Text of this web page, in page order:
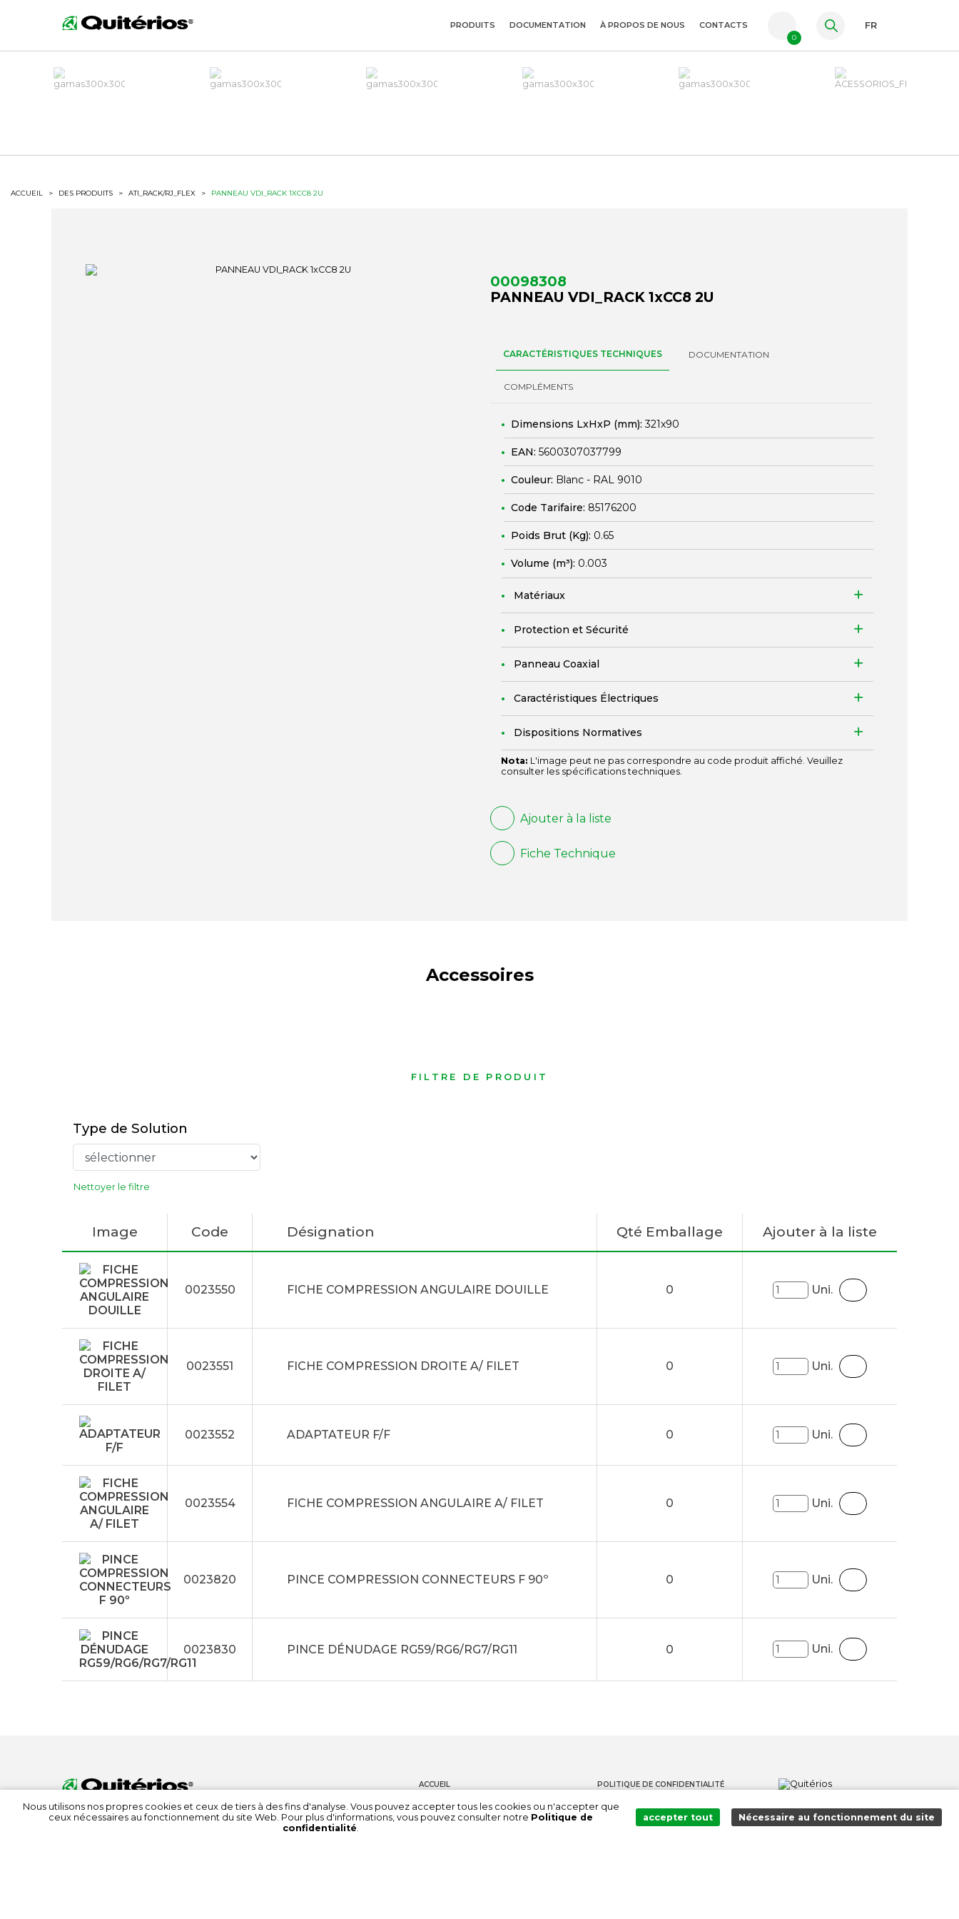
ES
PRODUITS DOCUMENTATION À PROPOS DE NOUS CONTACTS
0
FR
ACCUEIL > DES PRODUITS > ATI_RACK/RJ_FLEX > PANNEAU VDI_RACK 1XCC8 2U
00098308
PANNEAU VDI_RACK 1xCC8 2U
CARACTÉRISTIQUES TECHNIQUES DOCUMENTATION
COMPLÉMENTS
Dimensions LxHxP (mm):321x90
EAN: 5600307037799
Couleur: Blanc - RAL 9010
Code Tarifaire: 85176200
Poids Brut (Kg): 0.65
Volume (m³): 0.003
Matériaux
Protection et Sécurité
Panneau Coaxial
Caractéristiques Électriques
Dispositions Normatives
Nota: L'image peut ne pas correspondre au code produit affiché. Veuillez
consulter les spécifications techniques.
Ajouter à la liste
Fiche Technique
Accessoires
FILTRE DE PRODUIT
Type de Solution
Nettoyer le filtre
Image Code Désignation Qté Emballage Ajouter à la liste
0023550 FICHE COMPRESSION ANGULAIRE DOUILLE 0 Uni.
0023551 FICHE COMPRESSION DROITE A/ FILET 0 Uni.
0023552 ADAPTATEUR F/F 0 Uni.
0023554 FICHE COMPRESSION ANGULAIRE A/ FILET 0 Uni.
0023820 PINCE COMPRESSION CONNECTEURS F 90º 0 Uni.
0023830 PINCE DÉNUDAGE RG59/RG6/RG7/RG11 0 Uni.
ACCUEIL
DOCUMENTATION
POLITIQUE DE CONFIDENTIALITÉ
CHAÎNE DES LANCEURS D'ALERTE
Nous utilisons nos propres cookies et ceux de tiers à des fins d'analyse. Vous pouvez accepter tous les cookies ou n'accepter que
ceux nécessaires au fonctionnement du site Web. Pour plus d'informations, vous pouvez consulter notre Politique de
confidentialité.
accepter tout Nécessaire au fonctionnement du site